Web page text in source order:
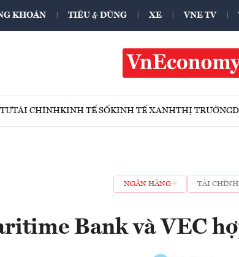
KHOÁN TIÊU & DÙNG XE VNE TV
TÀI CHÍNHKINH TẾ SỐKINH TẾ XANHTHỊ TRƯỜNG
NGÂN HÀNG TÀI CHÍNH
Bank và VEC